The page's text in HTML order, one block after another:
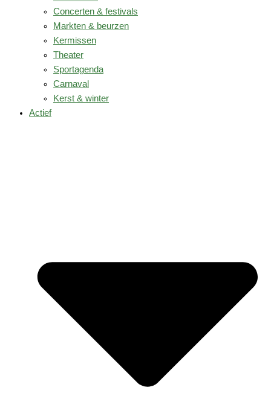
Concerten & festivals
Markten & beurzen
Kermissen
Theater
Sportagenda
Carnaval
Kerst & winter
Actief